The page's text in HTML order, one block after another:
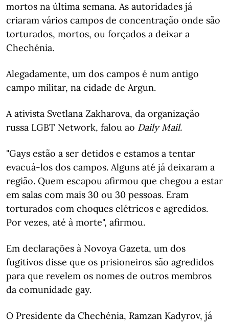
mortos na última semana. As autoridades já
criaram vários campos de concentração onde são
torturados, mortos, ou forçados a deixar a
Chechénia.
Alegadamente, um dos campos é num antigo
campo militar, na cidade de Argun.
A ativista Svetlana Zakharova, da organização
russa LGBT Network, falou ao Daily Mail.
"Gays estão a ser detidos e estamos a tentar
evacuá-los dos campos. Alguns até já deixaram a
região. Quem escapou afirmou que chegou a estar
em salas com mais 30 ou 30 pessoas. Eram
torturados com choques elétricos e agredidos.
Por vezes, até à morte", afirmou.
Em declarações à Novoya Gazeta, um dos
fugitivos disse que os prisioneiros são agredidos
para que revelem os nomes de outros membros
da comunidade gay.
O Presidente da Chechénia, Ramzan Kadyrov, já